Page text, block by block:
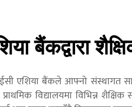
बैंकद्वारा
एशिया बैंकले आफ्नो संस्थागत
प्राथमिक विद्यालयमा विभिन्न